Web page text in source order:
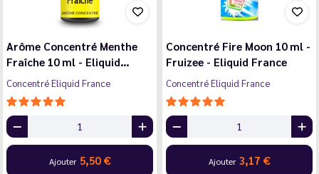
Arôme Concentré Menthe
Fraîche 10 ml - Eliquid…
Concentré Eliquid France
Ajouter 5,50 €
Concentré Fire Moon 10 ml -
Fruizee - Eliquid France
Concentré Eliquid France
Ajouter 3,17 €